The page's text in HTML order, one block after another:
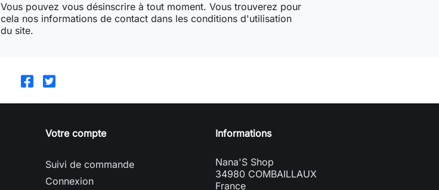
Vous pouvez vous désinscrire à tout moment. Vous trouverez pour
cela nos informations de contact dans les conditions d'utilisation
du site.
Votre compte
Suivi de commande
Connexion
Informations
Nana'S Shop
34980 COMBAILLAUX
France